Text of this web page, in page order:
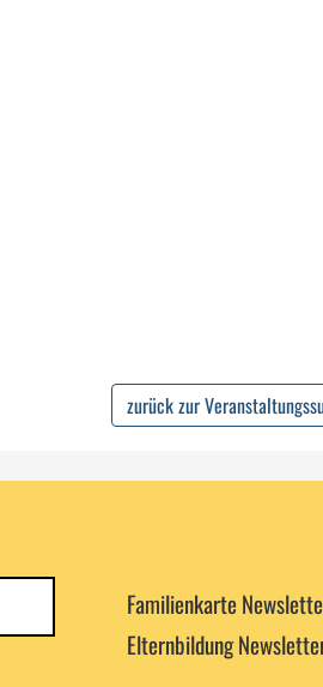
zurück zur
Newsletterkategorie
abonnieren
Familienkarte
Elternbildung